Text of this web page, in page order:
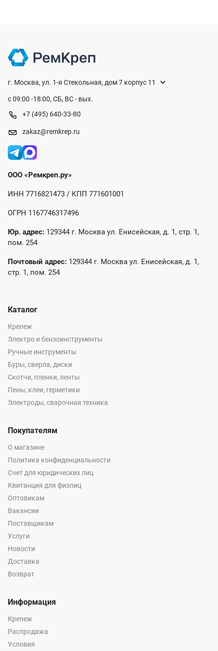
г. Москва, ул. 1-я Стекольная, дом 7 корпус 11
с 09:00 -18:00, СБ, ВС - вых.
+7 (495) 640-33-80
zakaz@remkrep.ru
ООО «Ремкреп.ру»
ИНН 7716821473 / КПП 771601001
ОГРН 1167746317496
Юр. адрес: 129344 г. Москва ул. Енисейская, д. 1, стр. 1,
пом. 254
Почтовый адрес: 129344 г. Москва ул. Енисейская, д. 1,
стр. 1, пом. 254
Каталог
Крепеж
Электро и бензоинструменты
Ручные инструменты
Буры, сверла, диски
Скотчи, пленки, ленты
Пены, клеи, герметики
Электроды, сварочная техника
Покупателям
О магазине
Политика конфиденциальности
Счет для юридических лиц
Квитанция для физлиц
Оптовикам
Вакансии
Поставщикам
Услуги
Новости
Доставка
Возврат
Информация
Крепеж
Распродажа
Условия